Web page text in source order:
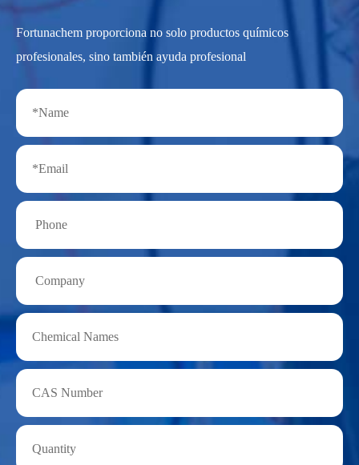
Fortunachem proporciona no solo productos químicos
profesionales, sino también ayuda profesional